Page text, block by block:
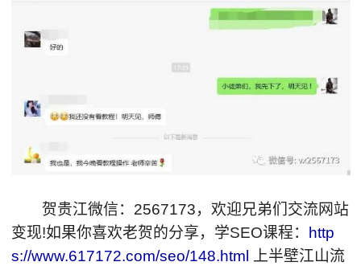
贺贵江微信：2567173，欢迎兄弟们交流网站
变现!如果你喜欢老贺的分享，学SEO课程：
http
s://www.617172.com/seo/148.html
上半壁江山流